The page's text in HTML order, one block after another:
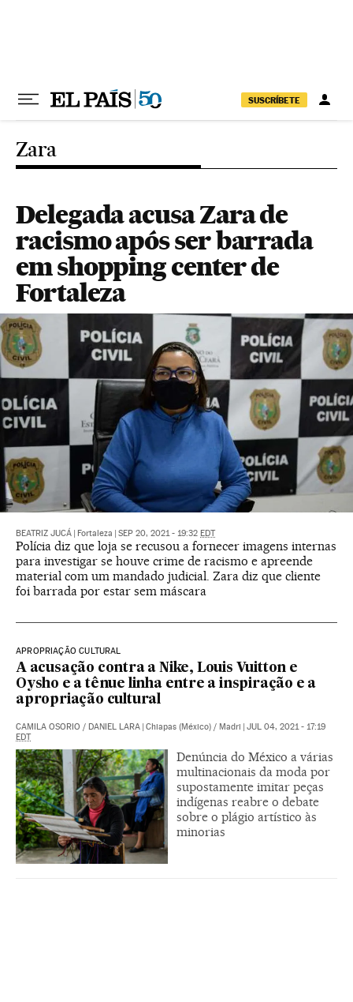
SUSCRÍBETE
Zara
Delegada acusa Zara de
racismo após ser barrada
em shopping center de
Fortaleza
BEATRIZ JUCÁ Fortaleza SEP 20, 2021 - 19:32 EDT
Polícia diz que loja se recusou a fornecer imagens internas
para investigar se houve crime de racismo e apreende
material com um mandado judicial. Zara diz que cliente
foi barrada por estar sem máscara
APROPRIAÇÃO CULTURAL
A acusação contra a Nike, Louis Vuitton e
Oysho e a tênue linha entre a inspiração e a
apropriação cultural
CAMILA OSORIO / DANIEL LARA Chiapas (México) / Madri
JUL 04, 2021 - 17:19
EDT
Denúncia do México a várias
multinacionais da moda por
supostamente imitar peças
indígenas reabre o debate
sobre o plágio artístico às
minorias